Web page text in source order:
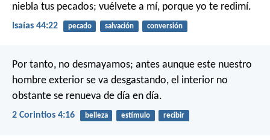
niebla tus pecados; vuélvete a mí, porque yo te redimí.
Isaías 44:22 pecado salvación conversión
Por tanto, no desmayamos; antes aunque este nuestro
hombre exterior se va desgastando, el interior no
obstante se renueva de día en día.
2 Corintios 4:16 belleza estímulo recibir